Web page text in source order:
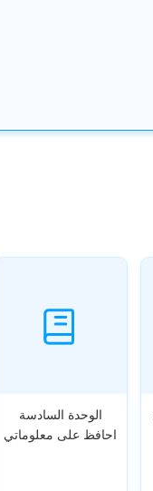
الوحدة السادسة
احافظ على معلوماتي